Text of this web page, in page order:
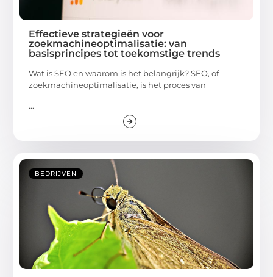
Effectieve strategieën voor
zoekmachineoptimalisatie: van
basisprincipes tot toekomstige trends
Wat is SEO en waarom is het belangrijk? SEO, of
zoekmachineoptimalisatie, is het proces van
...
BEDRIJVEN